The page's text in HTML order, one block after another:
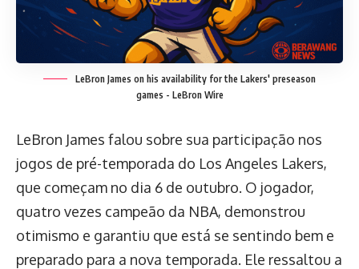
LeBron James on his availability for the Lakers' preseason
games - LeBron Wire
LeBron James falou sobre sua participação nos
jogos de pré-temporada do Los Angeles Lakers,
que começam no dia 6 de outubro. O jogador,
quatro vezes campeão da NBA, demonstrou
otimismo e garantiu que está se sentindo bem e
preparado para a nova temporada. Ele ressaltou a